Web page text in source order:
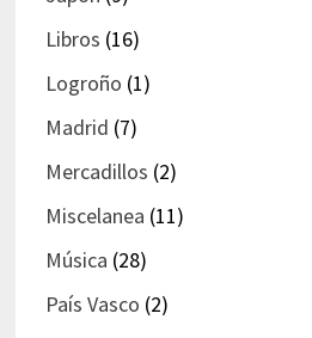
Libros (16)
Logroño (1)
Madrid (7)
Mercadillos (2)
Miscelanea (11)
Música (28)
País Vasco (2)